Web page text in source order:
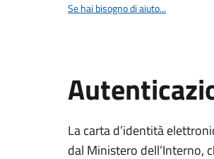
Se hai bisogno di aiuto...
La carta d’identità
dal Ministero dell’Interno,